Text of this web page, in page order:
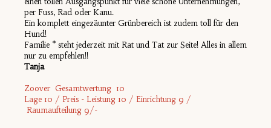
per Fuss, Rad oder Kanu.
Ein komplett eingezäunter Grünbereich ist zudem toll für den
Hund!
Familie * steht jederzeit mit Rat und Tat zur Seite! Alles in allem
nur zu empfehlen!!
Tanja
Zoover Gesamtwertung 10
Lage 10 / Preis - Leistung 10 / Einrichtung 9 /
Raumaufteilung 9/-